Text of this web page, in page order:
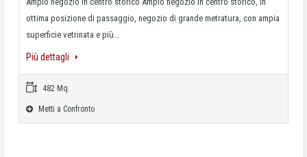
ottima posizione di passaggio, negozio di grande metratura, con ampia
superficie vetrinata e più…
Più dettagli
482 Mq.
Metti a Confronto